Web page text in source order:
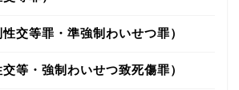
交等罪・準強制わいせつ罪）
等・強制わいせつ致死傷罪）